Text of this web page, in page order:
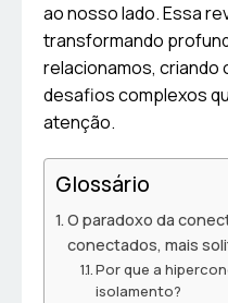
ao nosso lado. Essa
transformando
relacionamos, criando
desafios complexos
atenção.
Glossário
O paradoxo da
conectados, mais
Por que a
isolamento?